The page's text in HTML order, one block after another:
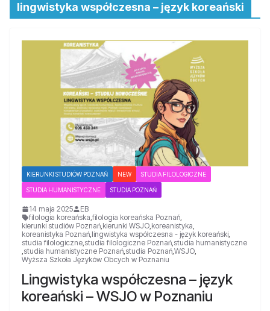
lingwistyka współczesna – język koreański
KIERUNKI STUDIÓW POZNAŃ NEW STUDIA FILOLOGICZNE
STUDIA HUMANISTYCZNE STUDIA POZNAŃ
14 maja 2025
EB
filologia koreańska,filologia koreańska Poznań,
kierunki studiów Poznań,kierunki WSJO,koreanistyka,
koreanistyka Poznań,lingwistyka współczesna - język koreański,
studia filologiczne,studia filologiczne Poznań,studia humanistyczne
,studia humanistyczne Poznań,studia Poznań,WSJO,
Wyższa Szkoła Języków Obcych w Poznaniu
Lingwistyka współczesna – język
koreański – WSJO w Poznaniu